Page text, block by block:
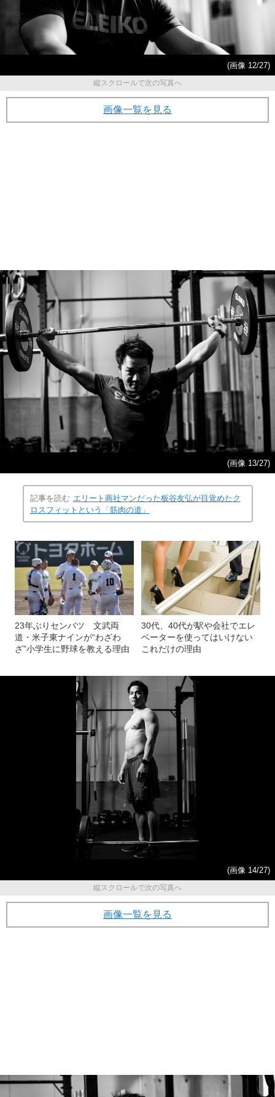
(画像 12/27)
縦スクロールで次の写真へ
画像一覧を見る
(画像 13/27)
記事を読む エリート商社マンだった板谷友弘が目覚めたク
ロスフィットという「筋肉の道」
23年ぶりセンバツ 文武両
道・米子東ナインが“わざわ
ざ”小学生に野球を教える理由
30代、40代が駅や会社でエレ
ベーターを使ってはいけない
これだけの理由
(画像 14/27)
縦スクロールで次の写真へ
画像一覧を見る